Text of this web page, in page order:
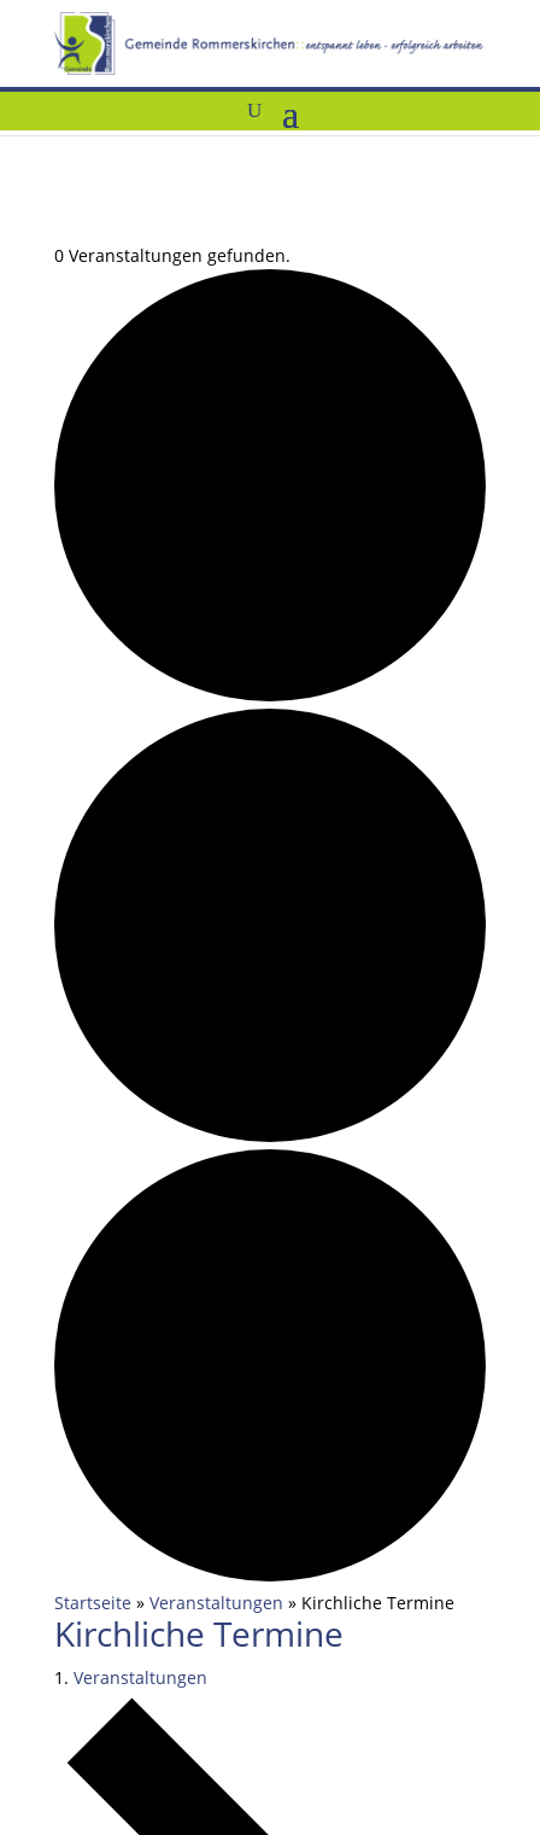
0 Veranstaltungen gefunden.
Startseite » Veranstaltungen » Kirchliche Termine
Kirchliche Termine
Veranstaltungen